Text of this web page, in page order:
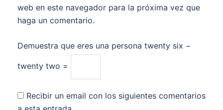
web en este navegador para la próxima vez que
haga un comentario.
Demuestra que eres una persona twenty six −
twenty two =
Recibir un email con los siguientes comentarios